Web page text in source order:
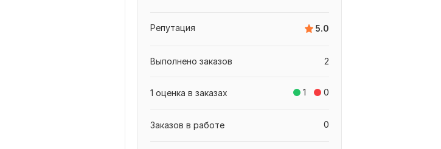
5.0
Репутация
2
Выполнено заказов
1 0
1 оценка в заказах
0
Заказов в работе